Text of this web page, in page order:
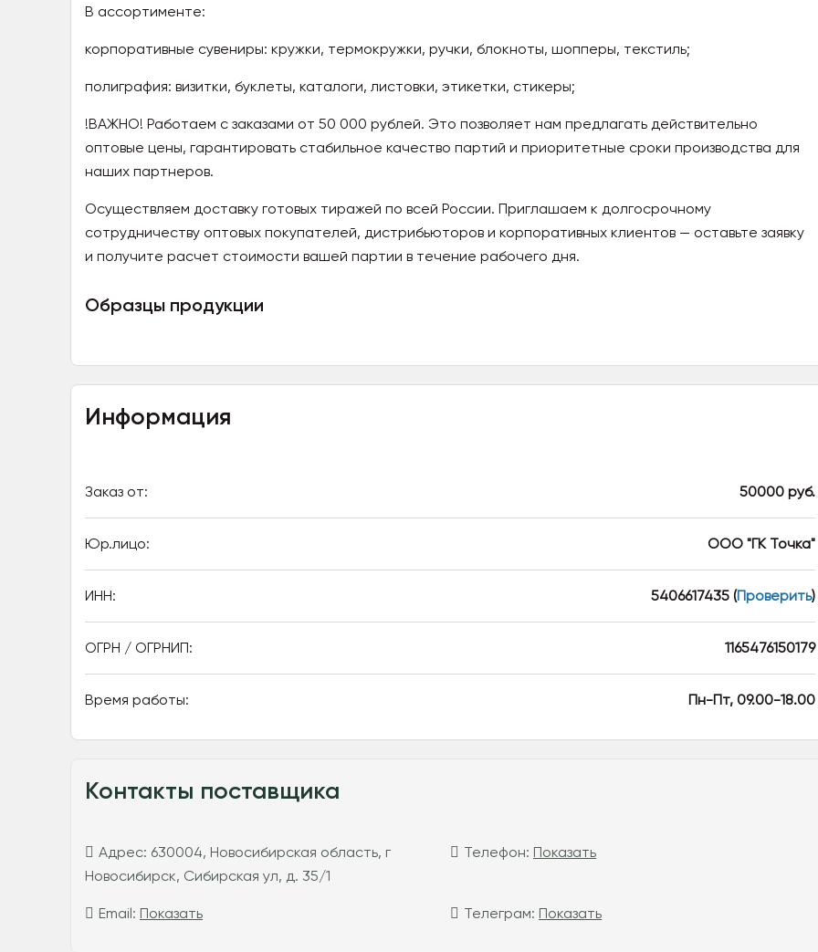
В ассортименте:
корпоративные сувениры: кружки, термокружки, ручки, блокноты, шопперы, текстиль;
полиграфия: визитки, буклеты, каталоги, листовки, этикетки, стикеры;
!ВАЖНО! Работаем с заказами от 50 000 рублей. Это позволяет нам предлагать действительно
оптовые цены, гарантировать стабильное качество партий и приоритетные сроки производства для
наших партнеров.
Осуществляем доставку готовых тиражей по всей России. Приглашаем к долгосрочному
сотрудничеству оптовых покупателей, дистрибьюторов и корпоративных клиентов — оставьте заявку
и получите расчет стоимости вашей партии в течение рабочего дня.
Образцы продукции
Информация
Заказ от: 50000 руб.
Юр.лицо: ООО "ГК Точка"
ИНН: 5406617435(Проверить)
ОГРН / ОГРНИП: 1165476150179
Время работы: Пн-Пт, 09.00-18.00
Контакты поставщика
Адрес: 630004, Новосибирская область, г
Новосибирск, Сибирская ул, д. 35/1
Телефон: Показать
Email: Показать Телеграм: Показать